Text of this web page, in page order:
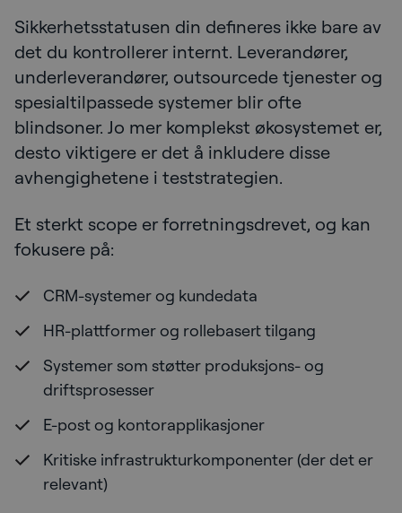
Sikkerhetsstatusen din defineres ikke bare av
det du kontrollerer internt. Leverandører,
underleverandører, outsourcede tjenester og
spesialtilpassede systemer blir ofte
blindsoner. Jo mer komplekst økosystemet er,
desto viktigere er det å inkludere disse
avhengighetene i teststrategien.
Et sterkt scope er forretningsdrevet, og kan
fokusere på:
CRM-systemer og kundedata
HR-plattformer og rollebasert tilgang
Systemer som støtter produksjons- og
driftsprosesser
E-post og kontorapplikasjoner
Kritiske infrastrukturkomponenter (der det er
relevant)